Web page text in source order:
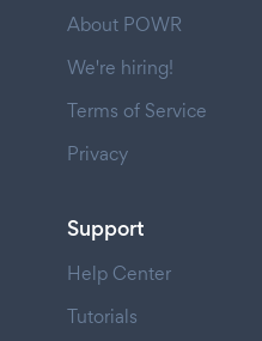
About POWR
We're hiring!
Terms of Service
Privacy
Support
Help Center
Tutorials